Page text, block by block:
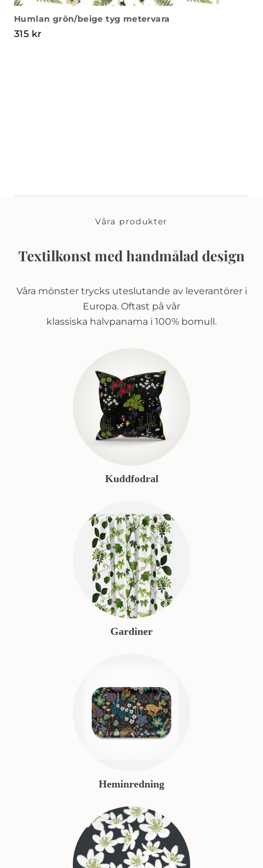
Humlan grön/beige tyg metervara
315 kr
Våra produkter
Textilkonst med handmålad design
Våra mönster trycks uteslutande av leverantörer i
Europa. Oftast på vår
klassiska halvpanama i 100% bomull.
Kuddfodral
Gardiner
Heminredning